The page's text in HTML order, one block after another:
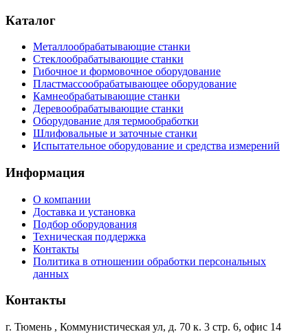
Каталог
Металлообрабатывающие станки
Стеклообрабатывающие станки
Гибочное и формовочное оборудование
Пластмассообрабатывающее оборудование
Камнеобрабатывающие станки
Деревообрабатывающие станки
Оборудование для термообработки
Шлифовальные и заточные станки
Испытательное оборудование и средства измерений
Информация
О компании
Доставка и установка
Подбор оборудования
Техническая поддержка
Контакты
Политика в отношении обработки персональных
данных
Контакты
г. Тюмень , Коммунистическая ул, д. 70 к. 3 стр. 6, офис 14